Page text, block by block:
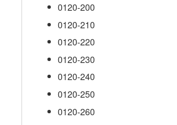
0120-200
0120-210
0120-220
0120-230
0120-240
0120-250
0120-260